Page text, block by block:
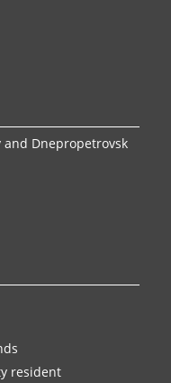
and Dnepropetrovsk
resident